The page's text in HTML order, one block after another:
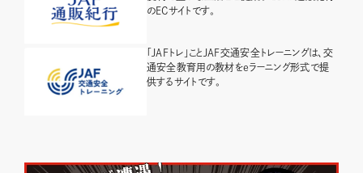
のECサイトです。
「JAFトレ」ことJAF交通安全トレーニングは、交
通安全教育用の教材をeラーニング形式で提
供するサイトです。